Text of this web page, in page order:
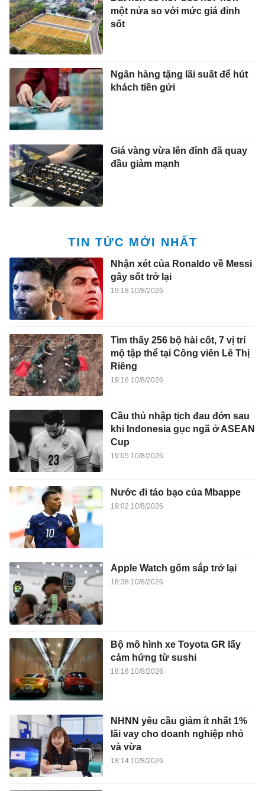
một nửa so với mức giá đỉnh
sốt
Ngân hàng tặng lãi suất để hút
khách tiền gửi
Giá vàng vừa lên đỉnh đã quay
đầu giảm mạnh
TIN TỨC MỚI NHẤT
Nhận xét của Ronaldo về Messi
gây sốt trở lại
19:18 10/8/2026
Tìm thấy 256 bộ hài cốt, 7 vị trí
mộ tập thể tại Công viên Lê Thị
Riêng
19:16 10/8/2026
Cầu thủ nhập tịch đau đớn sau
khi Indonesia gục ngã ở ASEAN
Cup
19:05 10/8/2026
Nước đi táo bạo của Mbappe
19:02 10/8/2026
Apple Watch gốm sắp trở lại
18:38 10/8/2026
Bộ mô hình xe Toyota GR lấy
cảm hứng từ sushi
18:16 10/8/2026
NHNN yêu cầu giảm ít nhất 1%
lãi vay cho doanh nghiệp nhỏ
và vừa
18:14 10/8/2026